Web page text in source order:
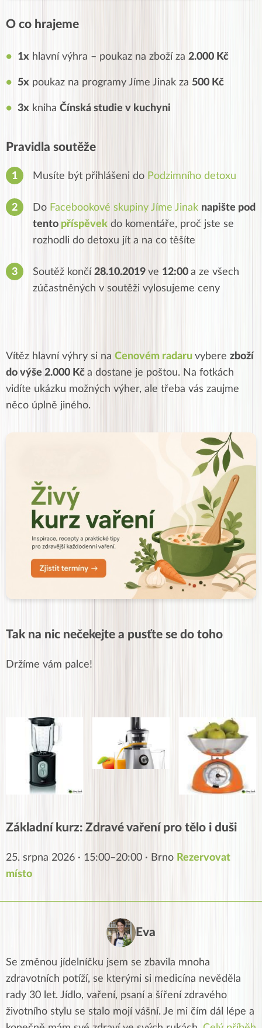
O co hrajeme
1x hlavní výhra – poukaz na zboží za 2.000 Kč
5x poukaz na programy Jíme Jinak za 500 Kč
3x kniha Čínská studie v kuchyni
Pravidla soutěže
Musíte být přihlášeni do Podzimního detoxu
Do Facebookové skupiny Jíme Jinak napište pod
tento příspěvek do komentáře, proč jste se
rozhodli do detoxu jít a na co těšíte
Soutěž končí 28.10.2019 ve 12:00 a ze všech
zúčastněných v soutěži vylosujeme ceny
Vítěz hlavní výhry si na Cenovém radaru vybere zboží
do výše 2.000 Kč a dostane je poštou. Na fotkách
vidíte ukázku možných výher, ale třeba vás zaujme
něco úplně jiného.
Tak na nic nečekejte a pusťte se do toho
Držíme vám palce!
Základní kurz: Zdravé vaření pro tělo i duši
25. srpna 2026 · 15:00–20:00 · Brno Rezervovat
místo
Eva
Se změnou jídelníčku jsem se zbavila mnoha
zdravotních potíží, se kterými si medicína nevěděla
rady 30 let. Jídlo, vaření, psaní a šíření zdravého
životního stylu se stalo mojí vášní. Je mi čím dál lépe a